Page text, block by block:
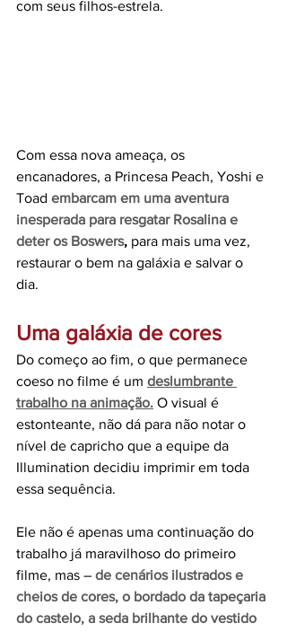
com seus filhos-estrela.
Com essa nova ameaça, os
encanadores, a Princesa Peach, Yoshi e
Toad embarcam em uma aventura
inesperada para resgatar Rosalina e
deter os Boswers, para mais uma vez,
restaurar o bem na galáxia e salvar o
dia.
Uma galáxia de cores
Do começo ao fim, o que permanece
coeso no filme é um deslumbrante
trabalho na animação. O visual é
estonteante, não dá para não notar o
nível de capricho que a equipe da
Illumination decidiu imprimir em toda
essa sequência.
Ele não é apenas uma continuação do
trabalho já maravilhoso do primeiro
filme, mas – de cenários ilustrados e
cheios de cores, o bordado da tapeçaria
do castelo, a seda brilhante do vestido